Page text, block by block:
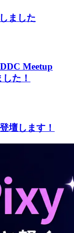
ました
Meetup
た！
壇します！